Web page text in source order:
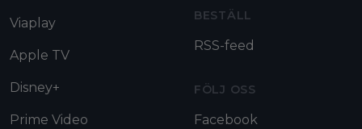
Viaplay
Apple TV
Disney+
Prime Video
BESTÄLL
RSS-feed
FÖLJ OSS
Facebook